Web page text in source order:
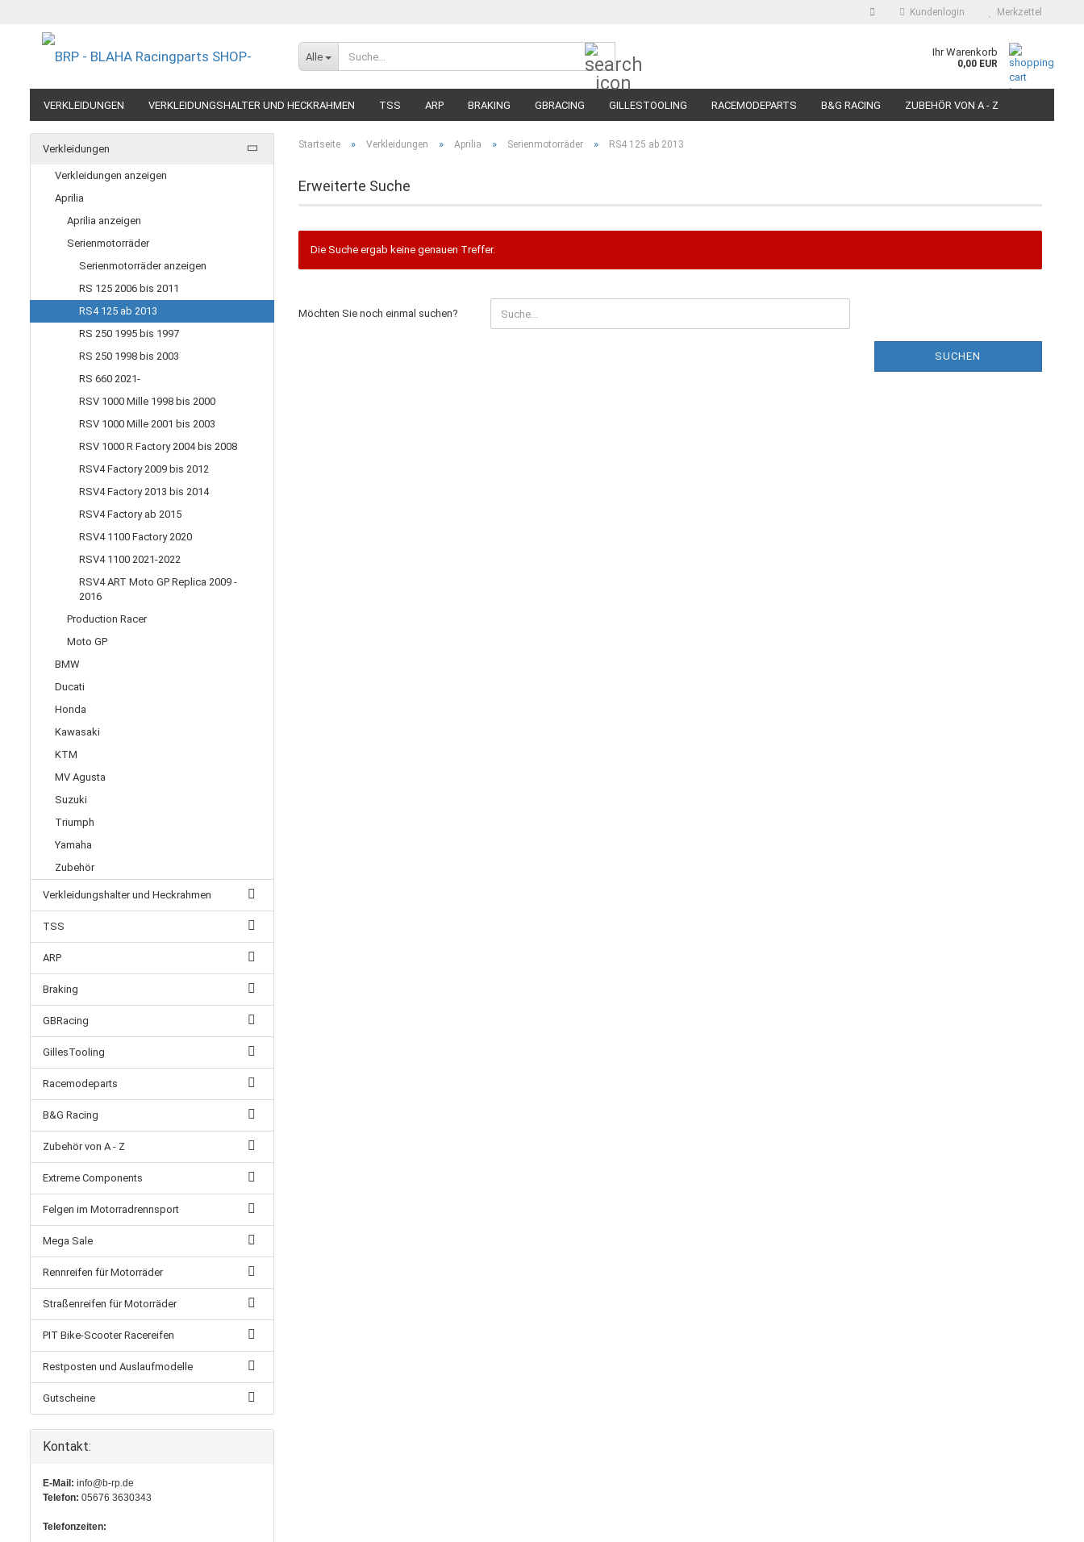
Kundenlogin
Konto erstellen
Merkzettel
Alle Ihr Warenkorb
0,00 EUR
VERKLEIDUNGEN VERKLEIDUNGSHALTER UND HECKRAHMEN TSS ARP BRAKING GBRACING GILLESTOOLING RACEMODEPARTS B&G RACING ZUBEHÖR VON A - Z
FELGEN IM MOTORRADRENNSPORT MEGA SALE RENNREIFEN FÜR MOTORRÄDER STRASSENREIFEN FÜR MOTORRÄDER
RESTPOSTEN UND AUSLAUFMODELLE
Startseite » Verkleidungen » Aprilia » Serienmotorräder » RS4 125 ab 2013
Erweiterte Suche
Die Suche ergab keine genauen Treffer.
SIE
Möchten Sie noch einmal suchen?
SUCHEN
Verkleidungen
Verkleidungen anzeigen
Aprilia
Aprilia anzeigen
Serienmotorräder
Serienmotorräder anzeigen
RS 125 2006 bis 2011
RS4 125 ab 2013
RS 250 1995 bis 1997
RS 250 1998 bis 2003
RS 660 2021-
RSV 1000 Mille 1998 bis 2000
RSV 1000 Mille 2001 bis 2003
RSV 1000 R Factory 2004 bis 2008
RSV4 Factory 2009 bis 2012
RSV4 Factory 2013 bis 2014
RSV4 Factory ab 2015
RSV4 1100 Factory 2020
RSV4 1100 2021-2022
RSV4 ART Moto GP Replica 2009 -
2016
Production Racer
Moto GP
BMW
Ducati
Honda
Kawasaki
KTM
MV Agusta
Suzuki
Triumph
Yamaha
Zubehör
Verkleidungshalter und Heckrahmen
TSS
ARP
Braking
GBRacing
GillesTooling
Racemodeparts
B&G Racing
Zubehör von A - Z
Extreme Components
Felgen im Motorradrennsport
Mega Sale
Rennreifen für Motorräder
Straßenreifen für Motorräder
PIT Bike-Scooter Racereifen
Restposten und Auslaufmodelle
Gutscheine
Kontakt:
E-Mail: info@b-rp.de
Telefon: 05676 3630343
Telefonzeiten: